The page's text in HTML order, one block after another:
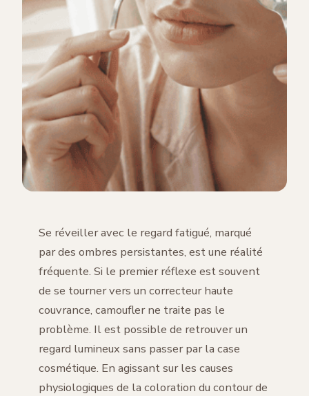
Se réveiller avec le regard fatigué, marqué
par des ombres persistantes, est une réalité
fréquente. Si le premier réflexe est souvent
de se tourner vers un correcteur haute
couvrance, camoufler ne traite pas le
problème. Il est possible de retrouver un
regard lumineux sans passer par la case
cosmétique. En agissant sur les causes
physiologiques de la coloration du contour de